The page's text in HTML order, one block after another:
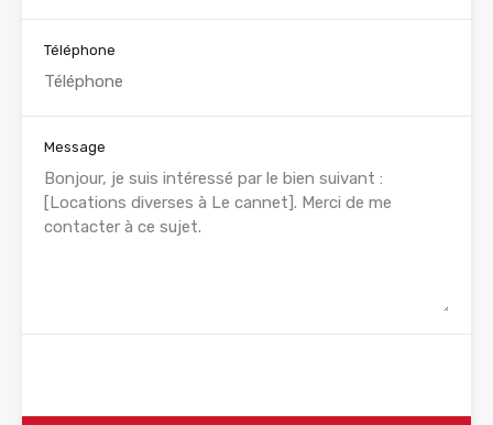
Téléphone
Message